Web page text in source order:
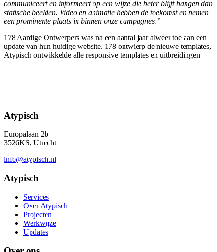
communiceert en informeert op een wijze die beter blijft hangen dan
statische beelden. Video en animatie hebben de toekomst en nemen
een prominente plaats in binnen onze campagnes.”
178 Aardige Ontwerpers was na een aantal jaar alweer toe aan een
update van hun huidige website. 178 ontwierp de nieuwe templates,
Atypisch ontwikkelde alle responsive templates en uitbreidingen.
Atypisch
Europalaan 2b
3526KS, Utrecht
info@atypisch.nl
Atypisch
Services
Over Atypisch
Projecten
Werkwijze
Updates